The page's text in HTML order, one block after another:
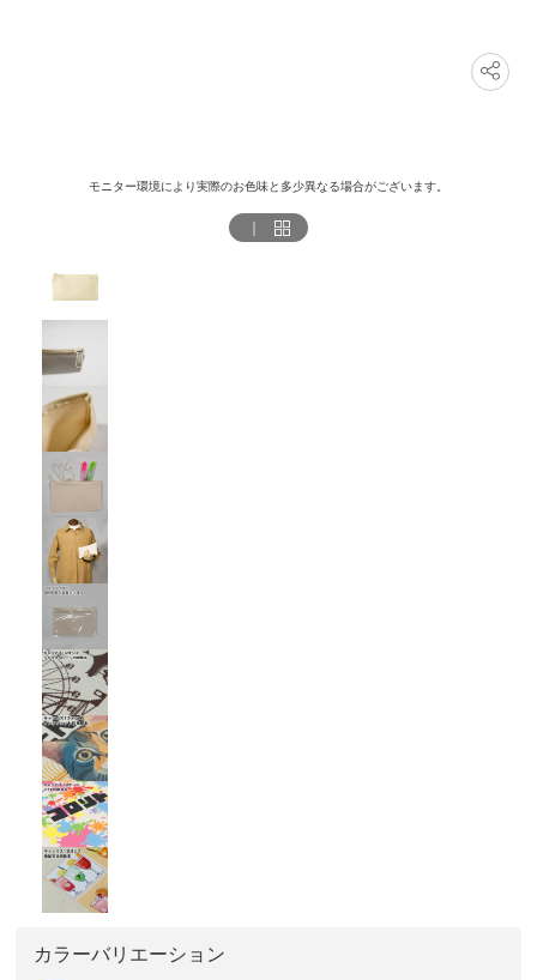
モニター環境により実際のお色味と多少異なる場合がございます。
｜
カラーバリエーション